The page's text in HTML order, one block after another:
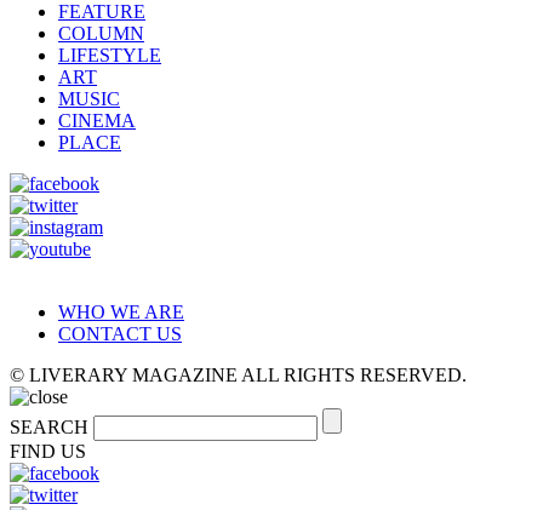
FEATURE
COLUMN
LIFESTYLE
ART
MUSIC
CINEMA
PLACE
WHO WE ARE
CONTACT US
© LIVERARY MAGAZINE ALL RIGHTS RESERVED.
SEARCH
FIND US